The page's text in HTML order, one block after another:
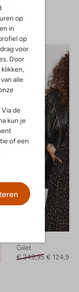
op
in
op
voor
Door
alle
de
kun je
of een
Gilet
€ 249,95 € 124,99